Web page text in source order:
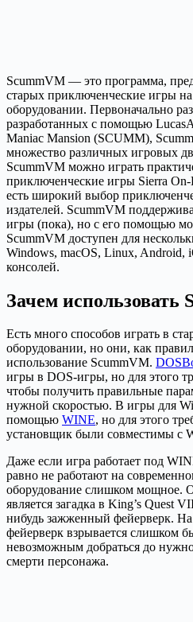
ScummVM — это программа,
старых приключенческие игры
оборудовании. Первоначально
разработанных с помощью
Maniac Mansion (SCUMM),
множество различных игровых
ScummVM можно играть
приключенческие игры Sierra
есть широкий выбор
издателей. ScummVM
игры (пока), но с его помощью
ScummVM доступен для
Windows, macOS, Linux, Android,
консолей.
Зачем использовать
Есть много способов играть в
оборудовании, но они, как
использование ScummVM.
игры в DOS-игры, но для этого
чтобы получить правильные
нужной скоростью. В игры для
помощью WINE, но для этого
установщик были совместимы с
Даже если игра работает под
равно не работают на
оборудование слишком мощное.
является загадка в King’s Quest
нибудь зажженный фейерверк.
фейерверк взрывается слишком
невозможным добраться до
смерти персонажа.